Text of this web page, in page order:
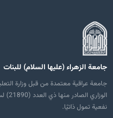
جامعة الزهراء (عليها السلام) للبنات
جامعة عراقية معتمدة من قبل وزارة
نفعية تمول ذاتيًا.